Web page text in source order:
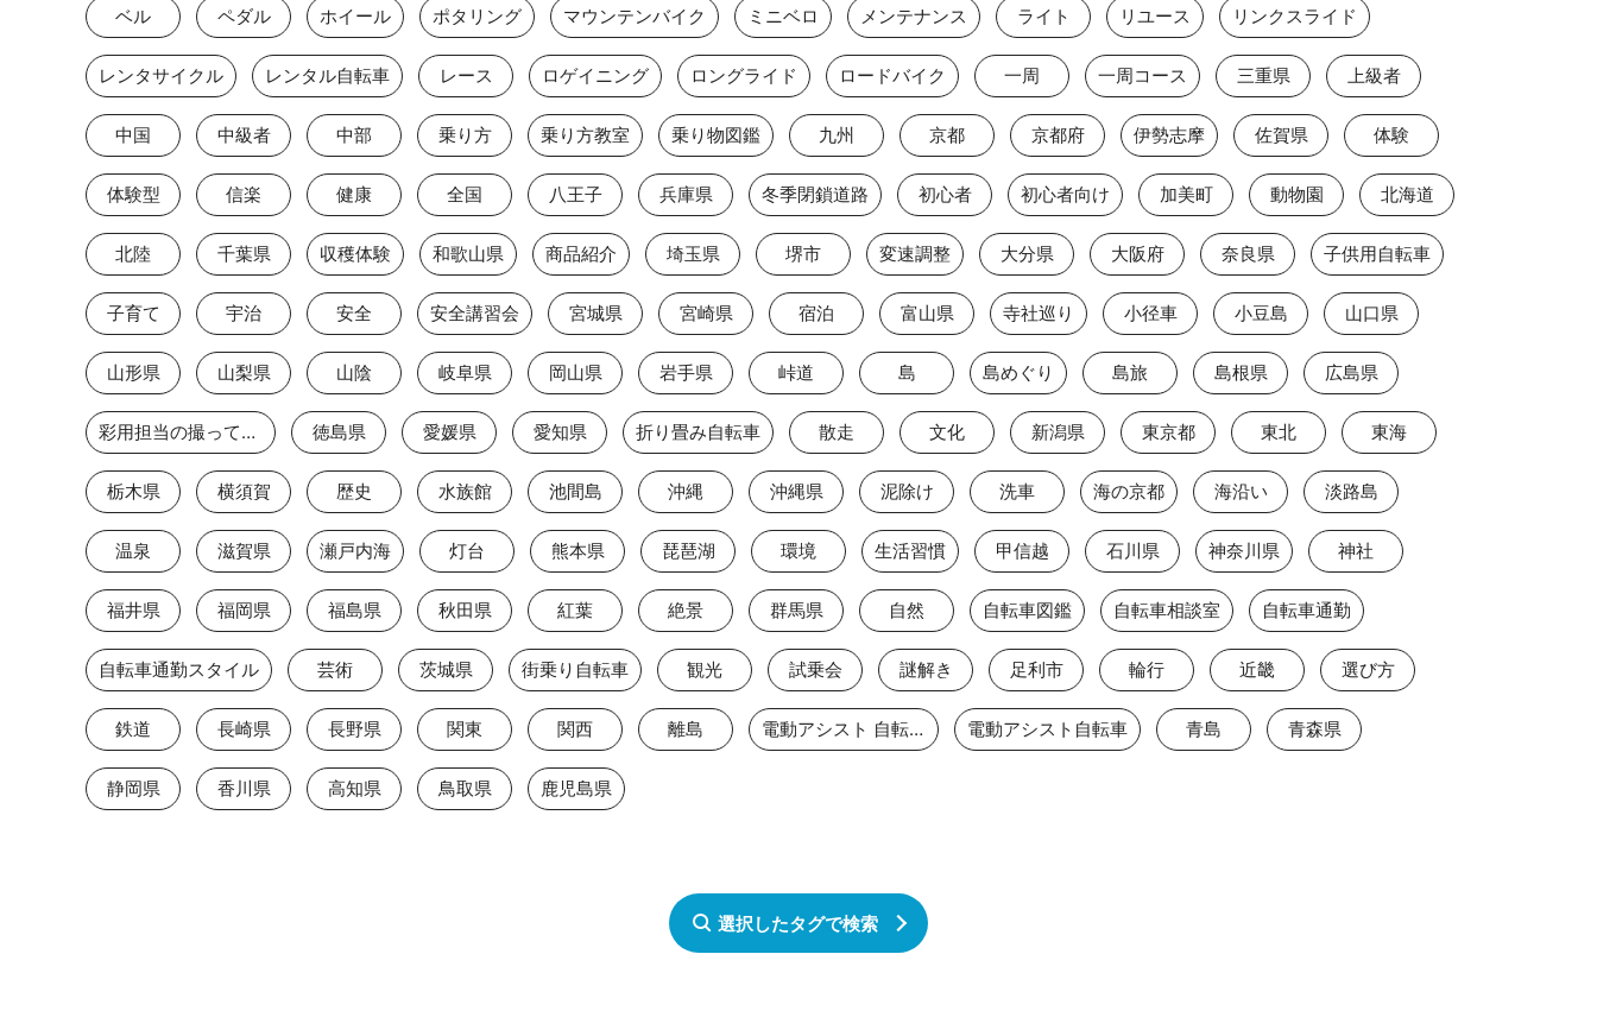
ベル ペダル ホイール ポタリング マウンテンバイク ミニベロ メンテナンス ライト リユース リンクスライド
レンタサイクル レンタル自転車 レース ロゲイニング ロングライド ロードバイク 一周 一周コース 三重県 上級者
中国 中級者 中部 乗り方 乗り方教室 乗り物図鑑 九州 京都 京都府 伊勢志摩 佐賀県 体験
体験型 信楽 健康 全国 八王子 兵庫県 冬季閉鎖道路 初心者 初心者向け 加美町 動物園 北海道
北陸 千葉県 収穫体験 和歌山県 商品紹介 埼玉県 堺市 変速調整 大分県 大阪府 奈良県 子供用自転車
子育て 宇治 安全 安全講習会 宮城県 宮崎県 宿泊 富山県 寺社巡り 小径車 小豆島 山口県
山形県 山梨県 山陰 岐阜県 岡山県 岩手県 峠道 島 島めぐり 島旅 島根県 広島県
彩用担当の撮っておき 徳島県 愛媛県 愛知県 折り畳み自転車 散走 文化 新潟県 東京都 東北 東海
栃木県 横須賀 歴史 水族館 池間島 沖縄 沖縄県 泥除け 洗車 海の京都 海沿い 淡路島
温泉 滋賀県 瀬戸内海 灯台 熊本県 琵琶湖 環境 生活習慣 甲信越 石川県 神奈川県 神社
福井県 福岡県 福島県 秋田県 紅葉 絶景 群馬県 自然 自転車図鑑 自転車相談室 自転車通勤
自転車通勤スタイル 芸術 茨城県 街乗り自転車 観光 試乗会 謎解き 足利市 輪行 近畿 選び方
鉄道 長崎県 長野県 関東 関西 離島 電動アシスト 自転車 電動アシスト自転車 青島 青森県
静岡県 香川県 高知県 鳥取県 鹿児島県
選択したタグで検索